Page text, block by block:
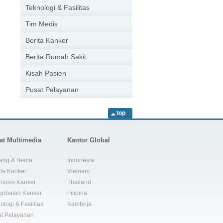
Teknologi & Fasilitas
Tim Medis
Berita Kanker
Berita Rumah Sakit
Kisah Pasien
Pusat Pelayanan
top
Multimedia
& Berita
Kanker
Kanker
Kanker
& Fasilitas
Pelayanan
Kantor Global
Indonesia
Vietnam
Thailand
Filipina
Kamboja